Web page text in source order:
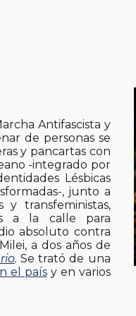
Antifascista y
de personas se
y pancartas con
-integrado por
Lésbicas
, junto a
y transfeministas,
a la calle para
absoluto contra
a dos años de
. Se trató de una
el paísy en varios